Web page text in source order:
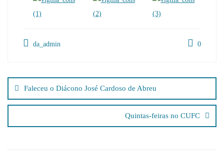
da_admin 0
de
artigos
Faleceu o Diácono José Cardoso de Abreu
Quintas-feiras no CUFC